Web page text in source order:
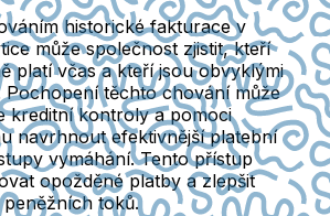
historické fakturace v
může společnost zjistit, kteří
platí včas a kteří jsou obvyklými
Pochopení těchto chování může
kreditní kontroly a pomoci
navrhnout efektivnější platební
vymáhání. Tento přístup
opožděné platby a zlepšit
toků.